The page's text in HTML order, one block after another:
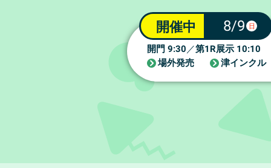
開催中 8/9 日
開門 9:30 ／第1R展示 10:10
場外発売 津インクル